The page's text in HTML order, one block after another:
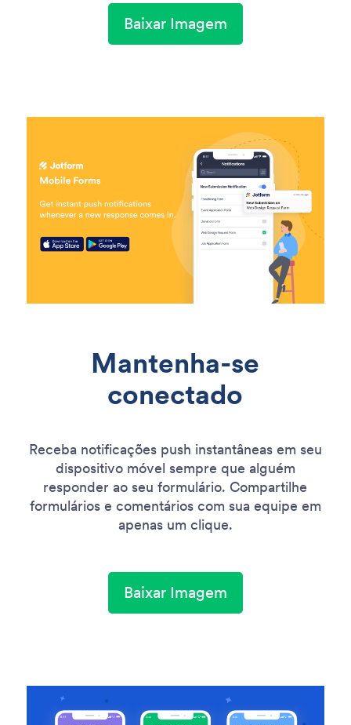
Baixar Imagem
Mantenha-se
conectado
Receba notificações push instantâneas em seu
dispositivo móvel sempre que alguém
responder ao seu formulário. Compartilhe
formulários e comentários com sua equipe em
apenas um clique.
Baixar Imagem